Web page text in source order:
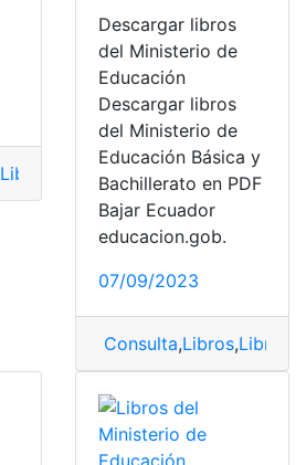
Libros del ministerio de educación
Descargar libros
del Ministerio de
Educación
Descargar libros
del Ministerio de
Educación Básica y
Bachillerato en PDF
Bajar Ecuador
educacion.gob.
07/09/2023
Consulta,Libros,Libros